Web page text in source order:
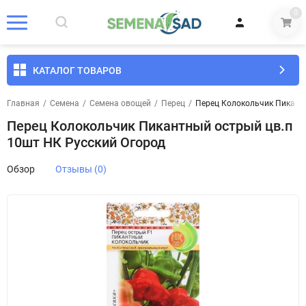
0
КАТАЛОГ ТОВАРОВ
Главная / Семена / Семена овощей / Перец / Перец Колокольчик
Перец Колокольчик Пикантный острый цв.п
10шт НК Русский Огород
Обзор Отзывы (0)